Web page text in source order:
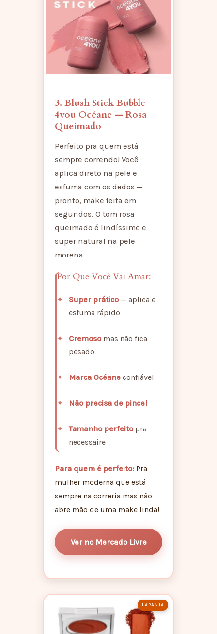
3. Blush Stick Bubble
4you Océane — Rosa
Queimado
Perfeito pra quem está
sempre correndo! Você
aplica direto na pele e
esfuma com os dedos —
pronto, make feita em
segundos. O tom rosa
queimado é lindíssimo e
super natural na pele
morena.
Por Que Você Vai Amar:
Super prático— aplica e
esfuma rápido
Cremosomas não fica
pesado
Marca Océaneconfiável
Não precisa de pincel
Tamanho perfeitopra
necessaire
Para quem é perfeito:Pra
mulher moderna que está
sempre na correria mas não
abre mão de uma make linda!
Ver no Mercado Livre
LARANJA